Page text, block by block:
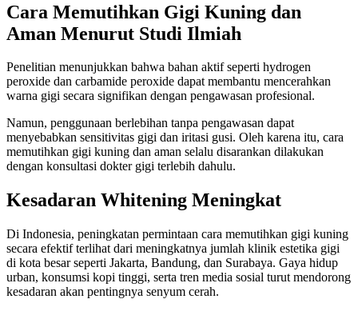
Cara Memutihkan Gigi Kuning dan
Aman Menurut Studi Ilmiah
Penelitian menunjukkan bahwa bahan aktif seperti hydrogen
peroxide dan carbamide peroxide dapat membantu mencerahkan
warna gigi secara signifikan dengan pengawasan profesional.
Namun, penggunaan berlebihan tanpa pengawasan dapat
menyebabkan sensitivitas gigi dan iritasi gusi. Oleh karena itu, cara
memutihkan gigi kuning dan aman selalu disarankan dilakukan
dengan konsultasi dokter gigi terlebih dahulu.
Kesadaran Whitening Meningkat
Di Indonesia, peningkatan permintaan cara memutihkan gigi kuning
secara efektif terlihat dari meningkatnya jumlah klinik estetika gigi
di kota besar seperti Jakarta, Bandung, dan Surabaya. Gaya hidup
urban, konsumsi kopi tinggi, serta tren media sosial turut mendorong
kesadaran akan pentingnya senyum cerah.